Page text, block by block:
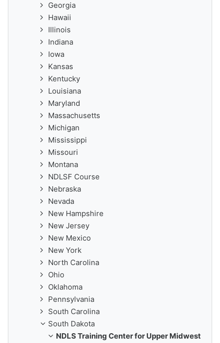
Georgia
Hawaii
Illinois
Indiana
Iowa
Kansas
Kentucky
Louisiana
Maryland
Massachusetts
Michigan
Mississippi
Missouri
Montana
NDLSF Course
Nebraska
Nevada
New Hampshire
New Jersey
New Mexico
New York
North Carolina
Ohio
Oklahoma
Pennsylvania
South Carolina
South Dakota
NDLS Training Center for Upper Midwest